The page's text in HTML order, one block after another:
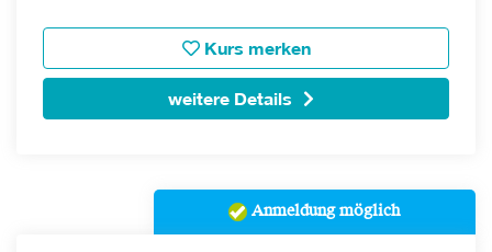
Kurs merken
weitere Details
Anmeldung möglich